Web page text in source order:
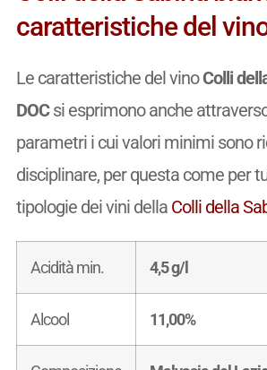
caratteristiche del
Le caratteristiche del vinoColli
DOCsi esprimono anche
parametri i cui valori minimi sono
disciplinare, per questa come per
tipologie dei vini della Colli della
Acidità min. 4,5 g/l
Alcool 11,00%